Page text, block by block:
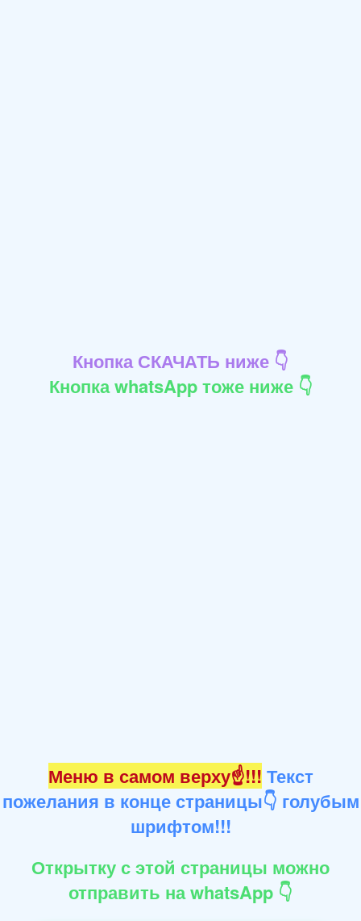
Кнопка СКАЧАТЬ ниже 👇
Кнопка whatsApp тоже ниже 👇
Меню в самом верху☝!!! Текст
пожелания в конце страницы👇 голубым
шрифтом!!!
Открытку с этой страницы можно
отправить на whatsApp 👇